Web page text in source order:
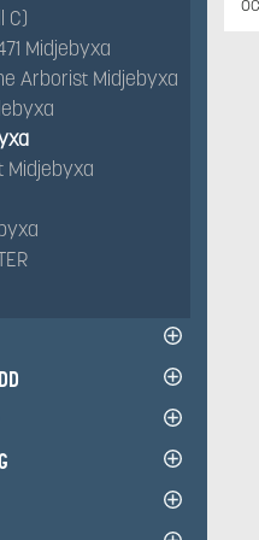
C)
Midjebyxa
Arborist Midjebyxa
Midjebyxa